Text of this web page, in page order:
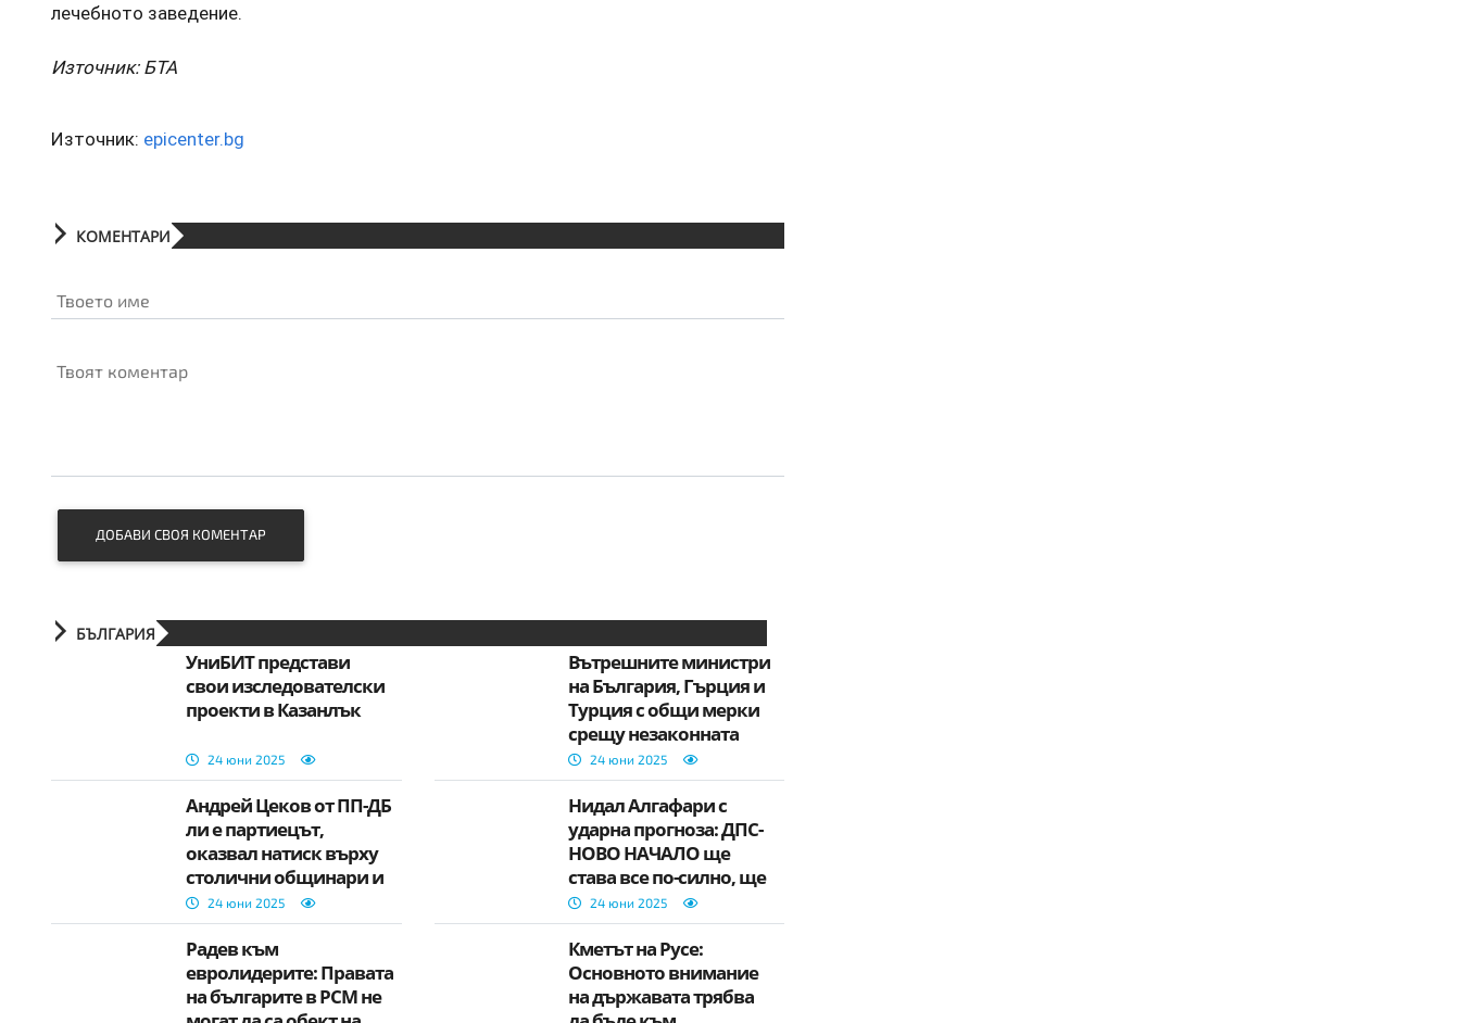
лечебното заведение.
Източник: БТА
Източник: epicenter.bg
КОМЕНТАРИ
Твоето име
Твоят коментар
ДОБАВИ СВОЯ КОМЕНТАР
БЪЛГАРИЯ
УниБИТ представи
свои изследователски
проекти в Казанлък
24 юни 2025
Вътрешните министри
на България, Гърция и
Турция с общи мерки
срещу незаконната
миграция
24 юни 2025
Андрей Цеков от ПП-ДБ
ли е партиецът,
оказвал натиск върху
столични общинари и
кметове?
24 юни 2025
Нидал Алгафари с
ударна прогноза: ДПС-
НОВО НАЧАЛО ще
става все по-силно, ще
бъде фактор във
властта
24 юни 2025
Радев към
евролидерите: Правата
на българите в РСМ не
Кметът на Русе:
Основното внимание
на държавата трябва